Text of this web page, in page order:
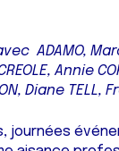
ADAMO,
Annie
Diane TELL,
journées